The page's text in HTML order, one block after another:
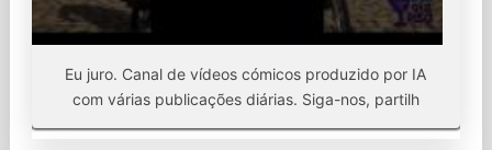
Eu juro. Canal de vídeos cómicos produzido por IA
com várias publicações diárias. Siga-nos, partilh